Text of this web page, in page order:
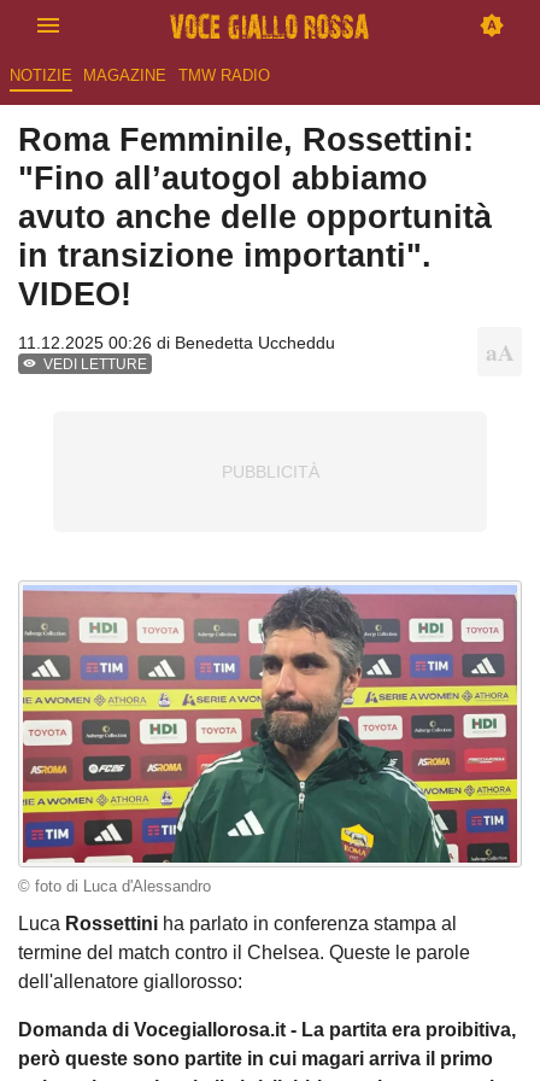
NOTIZIE MAGAZINE TMW RADIO
Roma Femminile, Rossettini:
"Fino all’autogol abbiamo
avuto anche delle opportunità
in transizione importanti".
VIDEO!
11.12.2025 00:26 di Benedetta Uccheddu
VEDI LETTURE
© foto di Luca d'Alessandro
Luca Rossettini ha parlato in conferenza stampa al
termine del match contro il Chelsea. Queste le parole
dell'allenatore giallorosso:
Domanda di Vocegiallorosa.it - La partita era proibitiva,
però queste sono partite in cui magari arriva il primo